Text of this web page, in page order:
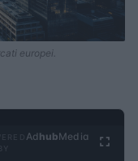
europei.
Ad hubMedia